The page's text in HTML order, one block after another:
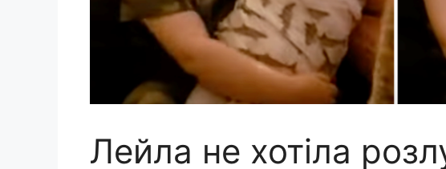
Лейла не хотіла